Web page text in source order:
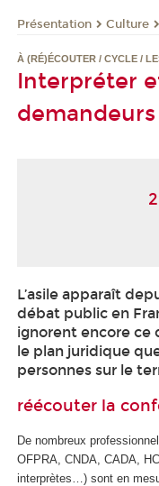
Présentation Culture
À (RÉ)ÉCOUTER / CYCLE /
Interpréter
demandeurs
L’asile apparaît
débat public en
ignorent encore ce
le plan juridique
personnes sur le
réécouter la
De nombreux
OFPRA, CNDA, CADA,
interprètes…) sont en